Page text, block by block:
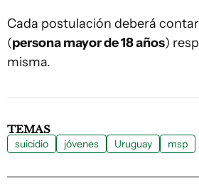
Cada postulación deberá
(persona mayor de 18 años)
misma.
TEMAS
suicidio jóvenes Uruguay msp